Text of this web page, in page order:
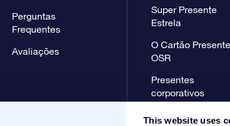
This website uses
Perguntas
Frequentes
Avaliações
Super Presente
Estrela
O Cartão Presente
OSR
Presentes
corporativos